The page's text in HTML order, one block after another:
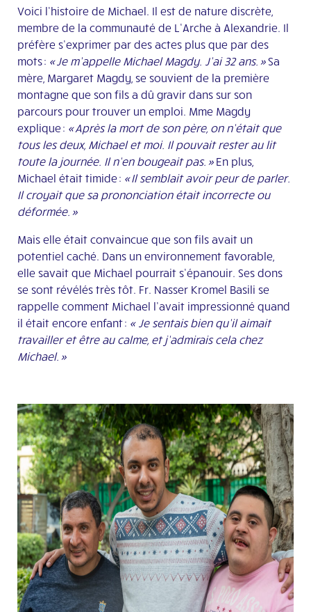
Voici l’histoire de Michael. Il est de nature discrète,
membre de la communauté de L’Arche à Alexandrie. Il
préfère s’exprimer par des actes plus que par des
mots : « Je m’appelle Michael Magdy. J’ai 32 ans. »Sa
mère, Margaret Magdy, se souvient de la première
montagne que son fils a dû gravir dans sur son
parcours pour trouver un emploi. Mme Magdy
explique : « Après la mort de son père, on n’était que
tous les deux, Michael et moi. Il pouvait rester au lit
toute la journée. Il n’en bougeait pas. » En plus,
Michael était timide : « Il semblait avoir peur de parler.
Il croyait que sa prononciation était incorrecte ou
déformée. »
Mais elle était convaincue que son fils avait un
potentiel caché. Dans un environnement favorable,
elle savait que Michael pourrait s’épanouir. Ses dons
se sont révélés très tôt. Fr. Nasser Kromel Basili se
rappelle comment Michael l’avait impressionné quand
il était encore enfant : « Je sentais bien qu’il aimait
travailler et être au calme, et j’admirais cela chez
Michael. »